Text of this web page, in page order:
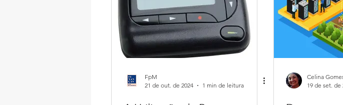
FpM
21 de out. de 2024
1 min de leitura
Celina
19 de set. de